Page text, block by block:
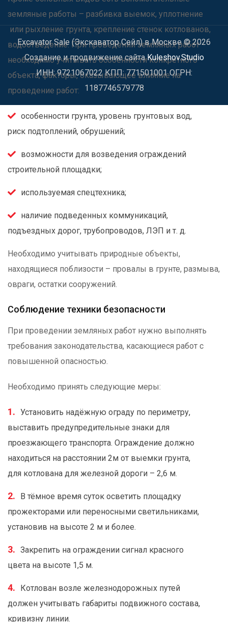
земляные работы – разбивка выемок, уплотнение
или рыхление грунта, крепление стенок котлованов,
водоотведение. При проведении земляных работ
необходимо учитывать особенности конкретного
объекта, факторы, оказывающее влияние на
проведение работ:
особенности грунта, уровень грунтовых вод,
риск подтоплений, обрушений;
возможности для возведения ограждений
строительной площадки;
используемая спецтехника;
наличие подведенных коммуникаций,
подъездных дорог, трубопроводов, ЛЭП и т. д.
Необходимо учитывать природные объекты,
находящиеся поблизости – провалы в грунте, размыва,
овраги, остатки сооружений.
Соблюдение техники безопасности
При проведении земляных работ нужно выполнять
требования законодательства, касающиеся работ с
повышенной опасностью.
Необходимо принять следующие меры:
Установить надёжную ограду по периметру,
выставить предупредительные знаки для
проезжающего транспорта. Ограждение должно
находиться на расстоянии 2м от выемки грунта,
для котлована для железной дороги – 2,6 м.
В тёмное время суток осветить площадку
прожекторами или переносными светильниками,
установив на высоте 2 м и более.
Закрепить на ограждении сигнал красного
цвета на высоте 1,5 м.
Котлован возле железнодорожных путей
должен учитывать габариты подвижного состава,
кривизну линии.
Excavator Sale (Экскаватор Сейл) в Москве © 2026
Создание и продвижение сайтаKuleshov.Studio
ИНН: 9721067022 КПП: 771501001 ОГРН:
1187746579778